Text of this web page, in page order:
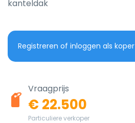
kanteldak
Registreren of inloggen als koper
Vraagprijs
€ 22.500
Particuliere verkoper